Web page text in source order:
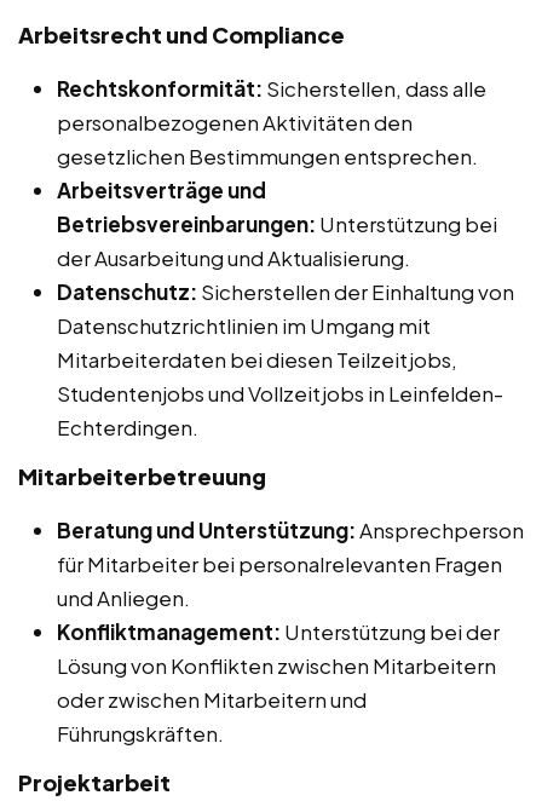
Arbeitsrecht und Compliance
Rechtskonformität: Sicherstellen, dass alle
personalbezogenen Aktivitäten den
gesetzlichen Bestimmungen entsprechen.
Arbeitsverträge und
Betriebsvereinbarungen: Unterstützung bei
der Ausarbeitung und Aktualisierung.
Datenschutz: Sicherstellen der Einhaltung von
Datenschutzrichtlinien im Umgang mit
Mitarbeiterdaten bei diesen Teilzeitjobs,
Studentenjobs und Vollzeitjobs in Leinfelden-
Echterdingen.
Mitarbeiterbetreuung
Beratung und Unterstützung:Ansprechperson
für Mitarbeiter bei personalrelevanten Fragen
und Anliegen.
Konfliktmanagement: Unterstützung bei der
Lösung von Konflikten zwischen Mitarbeitern
oder zwischen Mitarbeitern und
Führungskräften.
Projektarbeit